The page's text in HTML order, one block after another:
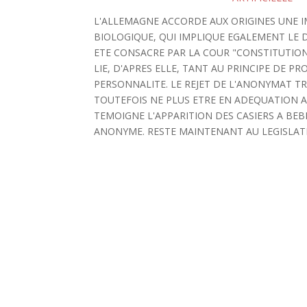
L'ALLEMAGNE ACCORDE AUX ORIGINES
BIOLOGIQUE, QUI IMPLIQUE EGALEMENT LE
ETE CONSACRE PAR LA COUR
LIE, D'APRES ELLE, TANT AU PRINCIPE DE
PERSONNALITE. LE REJET DE L'ANONYMAT
TOUTEFOIS NE PLUS ETRE EN ADEQUATION
TEMOIGNE L'APPARITION DES CASIERS A
ANONYME. RESTE MAINTENANT AU